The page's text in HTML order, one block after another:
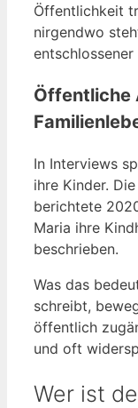
Öffentlichkeit
nirgendwo
Öffentliche
In Interviews
ihre Kinder. Die
berichtete
Maria ihre
beschrieben.
Was das
schreibt,
öffentlich
und oft
Wer ist